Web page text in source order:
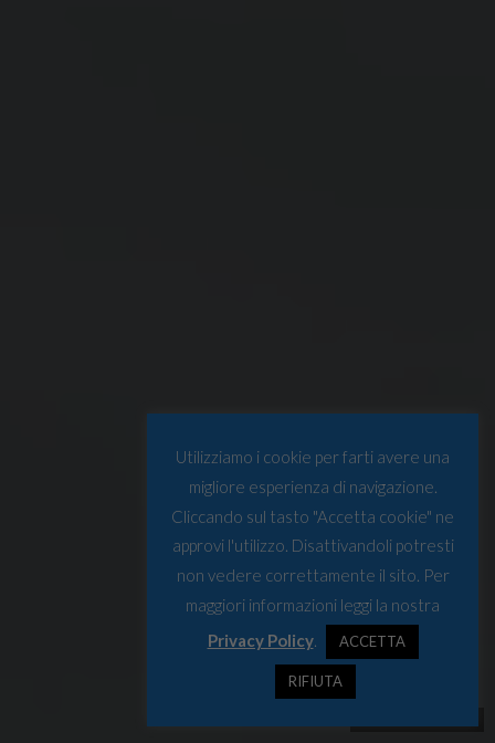
Utilizziamo i cookie per farti avere una
migliore esperienza di navigazione.
Cliccando sul tasto "Accetta cookie" ne
approvi l'utilizzo. Disattivandoli potresti
non vedere correttamente il sito. Per
maggiori informazioni leggi la nostra
Privacy Policy. ACCETTA
RIFIUTA